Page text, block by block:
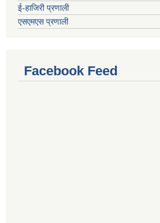
ई-हाजिरी प्रणाली
एसएमएस प्रणाली
Facebook Feed